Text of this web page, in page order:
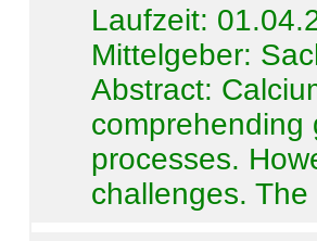
Laufzeit:
Mittelgeber:
Abstract:
comprehending
processes.
challenges. The